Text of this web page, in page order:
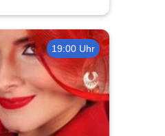
19:00 Uhr